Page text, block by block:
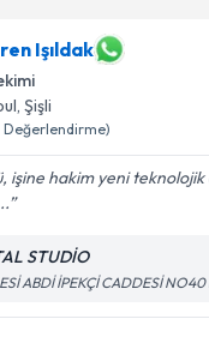
Işıldak
, Şişli
Değerlendirme)
işine hakim yeni
STUDİO
ABDİ İPEKÇİ CADDESİ NO40